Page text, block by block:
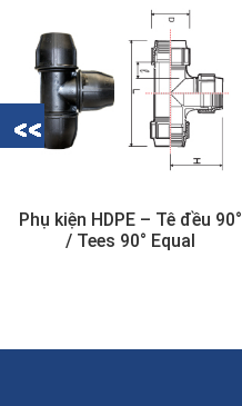
Phụ kiện HDPE – Tê đều 90°
/ Tees 90° Equal